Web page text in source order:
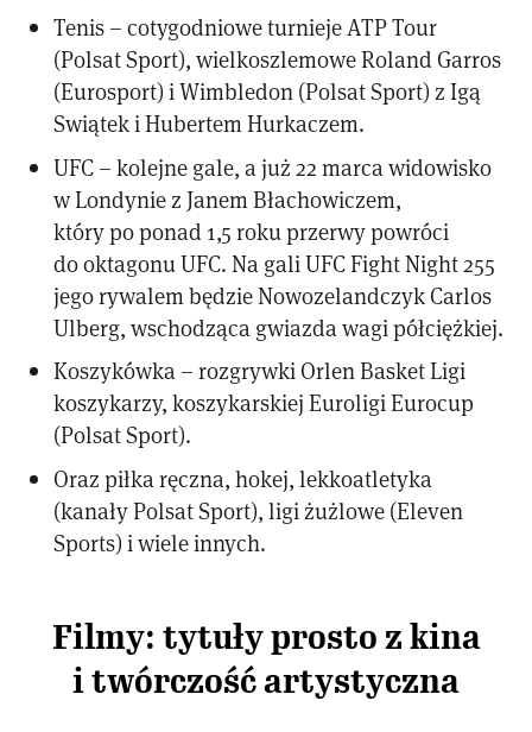
Tenis – cotygodniowe turnieje ATP Tour
(Polsat Sport), wielkoszlemowe Roland Garros
(Eurosport) i Wimbledon (Polsat Sport) z Igą
Swiątek i Hubertem Hurkaczem.
UFC – kolejne gale, a już 22 marca widowisko
w Londynie z Janem Błachowiczem,
który po ponad 1,5 roku przerwy powróci
do oktagonu UFC. Na gali UFC Fight Night 255
jego rywalem będzie Nowozelandczyk Carlos
Ulberg, wschodząca gwiazda wagi półciężkiej.
Koszykówka – rozgrywki Orlen Basket Ligi
koszykarzy, koszykarskiej Euroligi Eurocup
(Polsat Sport).
Oraz piłka ręczna, hokej, lekkoatletyka
(kanały Polsat Sport), ligi żużlowe (Eleven
Sports) i wiele innych.
Filmy: tytuły prosto z kina
i twórczość artystyczna